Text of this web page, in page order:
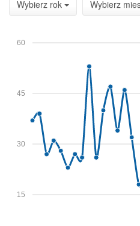
Wybierz rok Wybierz
15
30
45
60